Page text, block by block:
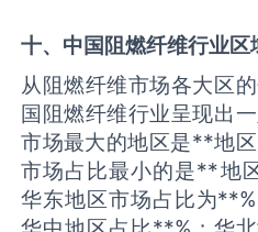
十、中国阻燃纤维行业区
从阻燃纤维市场各大区
国阻燃纤维行业呈现出
市场最大的地区是**地
市场占比最小的是**地
华东地区市场占比为